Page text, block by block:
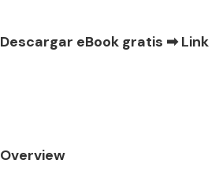
Descargar eBook gratis ➡Link
Overview